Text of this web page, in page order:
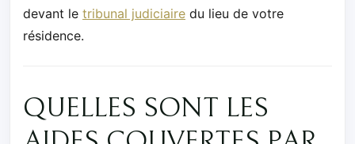
devant le tribunal judiciaire du lieu de votre
résidence.
QUELLES SONT LES